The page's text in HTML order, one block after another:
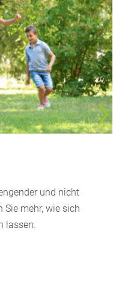
und nicht
Sie mehr, wie sich
lassen.